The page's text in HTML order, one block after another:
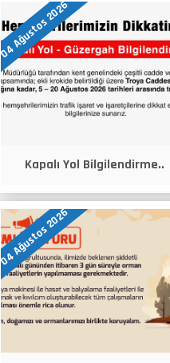
04 Ağustos 2026
Kapalı Yol Bilgilendirme..
04 Ağustos 2026